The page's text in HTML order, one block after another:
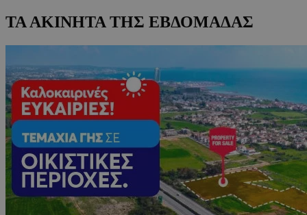
ΤΑ ΑΚΙΝΗΤΑ ΤΗΣ ΕΒΔΟΜΑΔΑΣ